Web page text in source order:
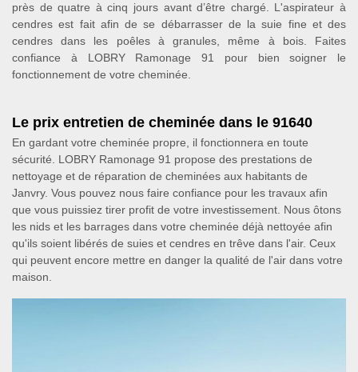
près de quatre à cinq jours avant d’être chargé. L'aspirateur à
cendres est fait afin de se débarrasser de la suie fine et des
cendres dans les poêles à granules, même à bois. Faites
confiance à LOBRY Ramonage 91 pour bien soigner le
fonctionnement de votre cheminée.
Le prix entretien de cheminée dans le 91640
En gardant votre cheminée propre, il fonctionnera en toute
sécurité. LOBRY Ramonage 91 propose des prestations de
nettoyage et de réparation de cheminées aux habitants de
Janvry. Vous pouvez nous faire confiance pour les travaux afin
que vous puissiez tirer profit de votre investissement. Nous ôtons
les nids et les barrages dans votre cheminée déjà nettoyée afin
qu'ils soient libérés de suies et cendres en trêve dans l'air. Ceux
qui peuvent encore mettre en danger la qualité de l'air dans votre
maison.